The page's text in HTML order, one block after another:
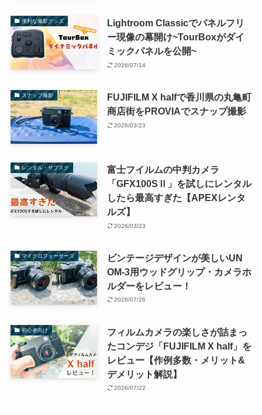
便利な撮影グッズ
Lightroom Classicでパネルフリ
ー現像の幕開け~TourBoxがダイ
ミックパネルを公開~
2026/07/14
スナップ撮影
FUJIFILM X halfで香川県の丸亀町
商店街をPROVIAでスナップ撮影
2026/03/23
レンタル・サブスク
富士フイルムの中判カメラ
「GFX100SⅡ」を試しにレンタル
したら最高すぎた【APEXレンタ
ルズ】
2026/03/23
マイクロフォーサーズ
ビンテージデザインが美しいUN
OM-3用ウッドグリップ・カメラホ
ルダーをレビュー！
2026/07/26
初心者向け
フィルムカメラの楽しさが詰まっ
たコンデジ「FUJIFILM X half」を
レビュー【作例多数・メリット&
デメリット解説】
2026/07/22